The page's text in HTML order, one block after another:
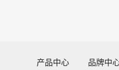
产品中心 品牌中